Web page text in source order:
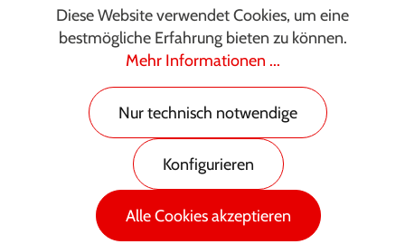
Diese Website verwendet Cookies, um eine
bestmögliche Erfahrung bieten zu können.
Mehr Informationen ...
Nur technisch notwendige
Konfigurieren
Alle Cookies akzeptieren